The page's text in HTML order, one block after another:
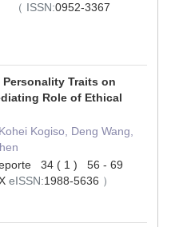
（ ISSN:0952-3367
Traits on
Role of Ethical
Kogiso, Deng Wang,
34 ( 1 ) 56 - 69
eISSN:1988-5636 ）